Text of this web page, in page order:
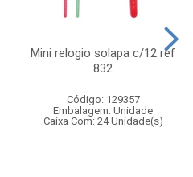
Mini relogio solapa c/12 ref
832
Código: 129357
Embalagem: Unidade
Caixa Com: 24 Unidade(s)